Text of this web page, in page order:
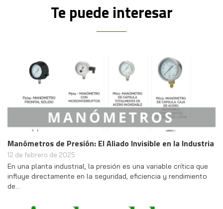
Te puede interesar
Manómetros de Presión: El Aliado Invisible en la Industria
12 de febrero de 2025
En una planta industrial, la presión es una variable crítica que
influye directamente en la seguridad, eficiencia y rendimiento
de…